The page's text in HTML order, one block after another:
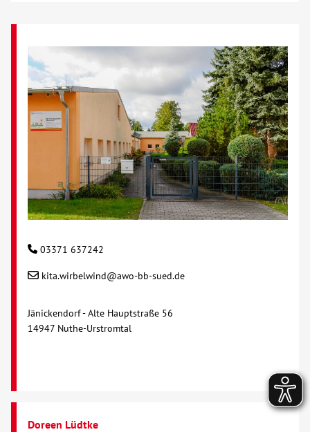
03371 637242
kita.wirbelwind@awo-bb-sued.de
Jänickendorf - Alte Hauptstraße 56
14947 Nuthe-Urstromtal
Doreen Lüdtke